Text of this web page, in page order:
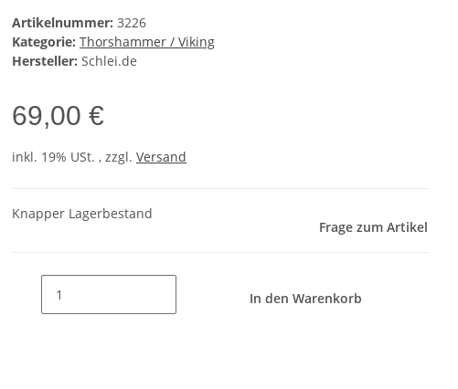
Artikelnummer: 3226
Kategorie: Thorshammer / Viking
Hersteller: Schlei.de
69,00 €
inkl. 19% USt. , zzgl. Versand
Knapper Lagerbestand
Frage zum Artikel
In den Warenkorb